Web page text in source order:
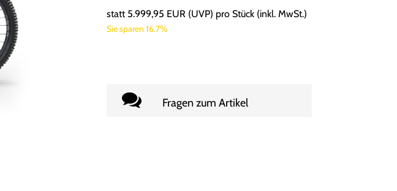
statt 5.999,95 EUR(UVP) pro Stück (inkl. MwSt.)
Sie sparen 16.7%
Fragen zum Artikel